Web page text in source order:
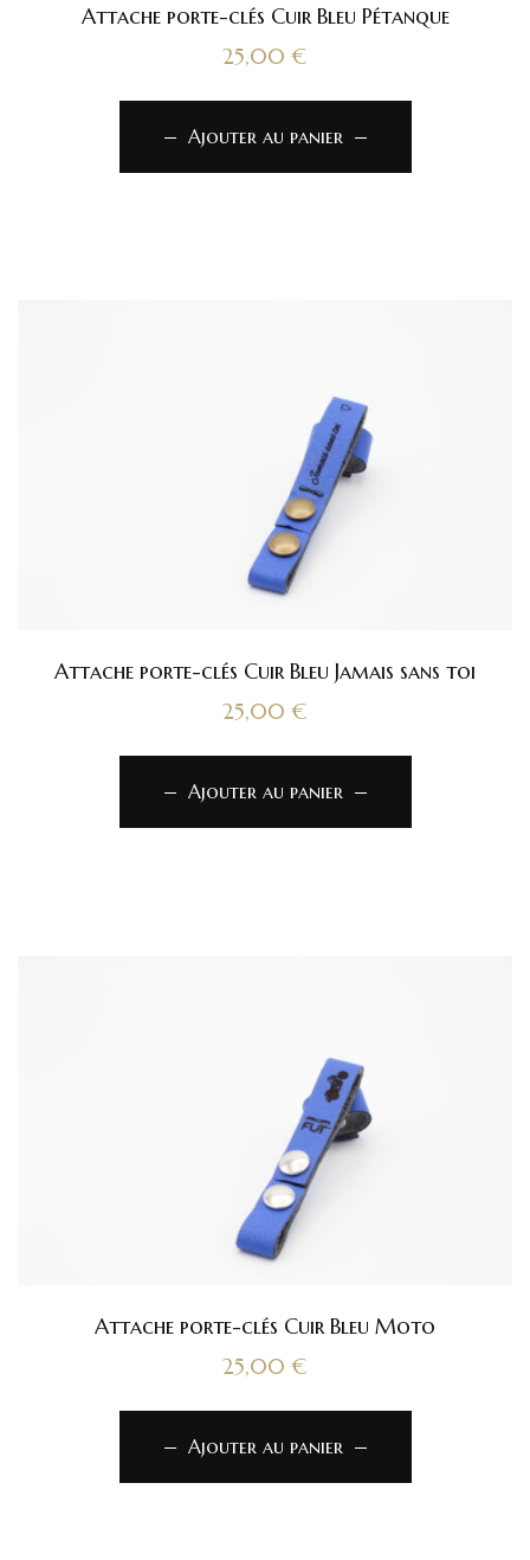
Attache porte-clés Cuir Bleu Pétanque
25,00 €
Ajouter au panier
Attache porte-clés Cuir Bleu Jamais sans toi
25,00 €
Ajouter au panier
Attache porte-clés Cuir Bleu Moto
25,00 €
Ajouter au panier